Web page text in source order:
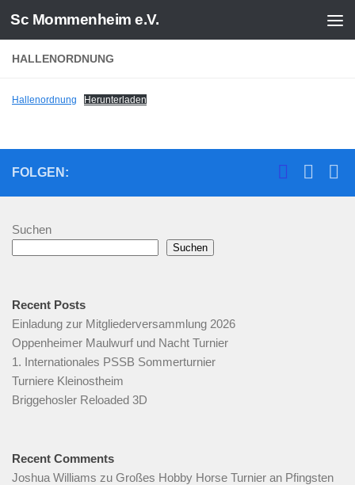
Zum Inhalt springen
Sc Mommenheim e.V.
HALLENORDNUNG
Hallenordnung Herunterladen
FOLGEN:
Suchen
Suchen
Recent Posts
Einladung zur Mitgliederversammlung 2026
Oppenheimer Maulwurf und Nacht Turnier
1. Internationales PSSB Sommerturnier
Turniere Kleinostheim
Briggehosler Reloaded 3D
Recent Comments
Joshua Williams zu Großes Hobby Horse Turnier an Pfingsten